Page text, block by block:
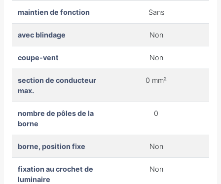
maintien de fonction Sans
avec blindage Non
coupe-vent Non
section de conducteur
max.
0 mm²
nombre de pôles de la
borne
0
borne, position fixe Non
fixation au crochet de
luminaire
Non